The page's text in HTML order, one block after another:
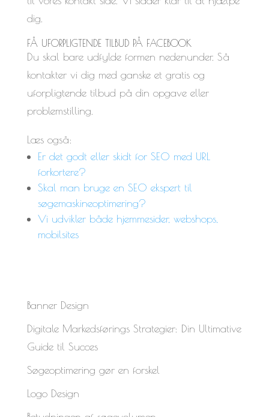
dig.
FÅ UFORPLIGTENDE TILBUD PÅ FACEBOOK
Du skal bare udfylde formen nedenunder. Så
kontakter vi dig med ganske et gratis og
uforpligtende tilbud på din opgave eller
problemstilling.
Læs også:
Er det godt eller skidt for SEO med URL
forkortere?
Skal man bruge en SEO ekspert til
søgemaskineoptimering?
Vi udvikler både hjemmesider, webshops,
mobilsites
Banner Design
Digitale Markedsførings Strategier: Din Ultimative
Guide til Succes
Søgeoptimering gør en forskel
Logo Design